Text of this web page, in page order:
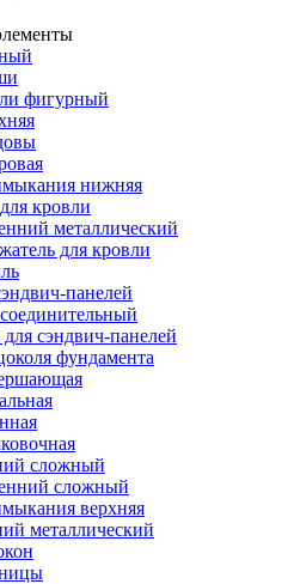
фигурный
нижняя
кровли
металлический
для кровли
панелей
сэндвич-панелей
фундамента
сложный
сложный
верхняя
металлический